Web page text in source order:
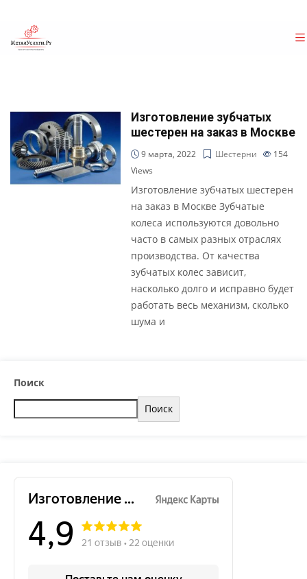
Изготовление зубчатых
шестерен на заказ в Москве
9 марта, 2022 Шестерни
154
Views
Изготовление зубчатых шестерен
на заказ в Москве Зубчатые
колеса используются довольно
часто в самых разных отраслях
производства. От качества
зубчатых колес зависит,
насколько долго и исправно будет
работать весь механизм, сколько
шума и
Поиск
Поиск